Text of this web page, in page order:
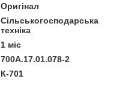
Оригінал
Сільськогосподарська
техніка
1 міс
700А.17.01.078-2
К-701